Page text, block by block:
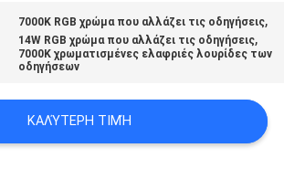
7000K RGB χρώμα που αλλάζει τις οδηγήσεις,
14W RGB χρώμα που αλλάζει τις οδηγήσεις,
7000K χρωματισμένες ελαφριές λουρίδες των
οδηγήσεων
ΚΑΛΎΤΕΡΗ ΤΙΜΉ